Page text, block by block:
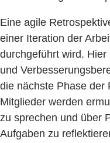
Eine agile
einer Iteration der
durchgeführt wird.
und
die nächste Phase der
Mitglieder werden
zu sprechen und über
Aufgaben zu